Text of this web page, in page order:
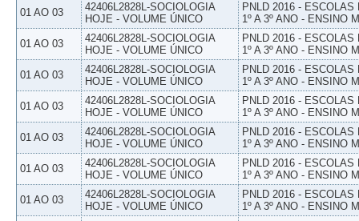
01 AO 03
42406L2828L-SOCIOLOGIA
HOJE - VOLUME ÚNICO
PNLD 2016 -
1º A 3º ANO - ENSINO
01 AO 03
42406L2828L-SOCIOLOGIA
HOJE - VOLUME ÚNICO
PNLD 2016 -
1º A 3º ANO - ENSINO
01 AO 03
42406L2828L-SOCIOLOGIA
HOJE - VOLUME ÚNICO
PNLD 2016 -
1º A 3º ANO - ENSINO
01 AO 03
42406L2828L-SOCIOLOGIA
HOJE - VOLUME ÚNICO
PNLD 2016 -
1º A 3º ANO - ENSINO
01 AO 03
42406L2828L-SOCIOLOGIA
HOJE - VOLUME ÚNICO
PNLD 2016 -
1º A 3º ANO - ENSINO
01 AO 03
42406L2828L-SOCIOLOGIA
HOJE - VOLUME ÚNICO
PNLD 2016 -
1º A 3º ANO - ENSINO
01 AO 03
42406L2828L-SOCIOLOGIA
HOJE - VOLUME ÚNICO
PNLD 2016 -
1º A 3º ANO - ENSINO